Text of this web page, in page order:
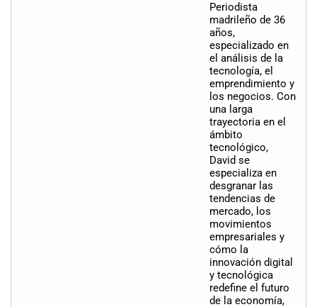
Periodista
madrileño de 36
años,
especializado en
el análisis de la
tecnología, el
emprendimiento y
los negocios. Con
una larga
trayectoria en el
ámbito
tecnológico,
David se
especializa en
desgranar las
tendencias de
mercado, los
movimientos
empresariales y
cómo la
innovación digital
y tecnológica
redefine el futuro
de la economía,